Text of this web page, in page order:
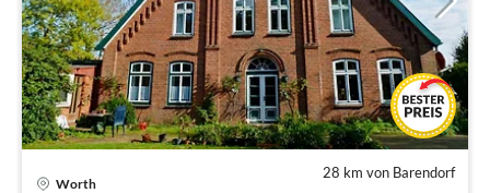
28 km von Barendorf
Worth